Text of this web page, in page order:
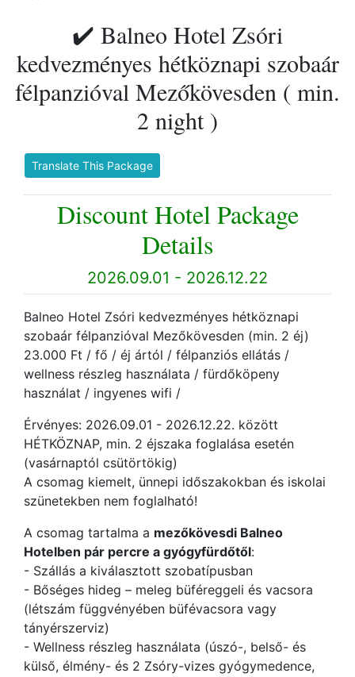
✔️ Balneo Hotel Zsóri
kedvezményes hétköznapi szobaár
félpanzióval Mezőkövesden ( min.
2 night )
Translate This Package
Discount Hotel Package
Details
2026.09.01 - 2026.12.22
Balneo Hotel Zsóri kedvezményes hétköznapi
szobaár félpanzióval Mezőkövesden (min. 2 éj)
23.000 Ft / fő / éj ártól / félpanziós ellátás /
wellness részleg használata / fürdőköpeny
használat / ingyenes wifi /
Érvényes: 2026.09.01 - 2026.12.22. között
HÉTKÖZNAP, min. 2 éjszaka foglalása esetén
(vasárnaptól csütörtökig)
A csomag kiemelt, ünnepi időszakokban és iskolai
szünetekben nem foglalható!
A csomag tartalma a mezőkövesdi Balneo
Hotelben pár percre a gyógyfürdőtől:
- Szállás a kiválasztott szobatípusban
- Bőséges hideg – meleg büféreggeli és vacsora
(létszám függvényében büfévacsora vagy
tányérszerviz)
- Wellness részleg használata (úszó-, belső- és
külső, élmény- és 2 Zsóry-vizes gyógymedence,